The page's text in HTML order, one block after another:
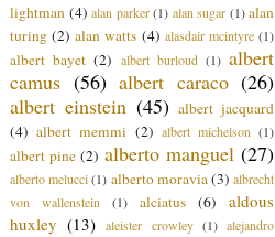
lightman (4) alan parker (1) alan sugar (1) alan
turing (2) alan watts (4) alasdair mcintyre (1)
albert bayet (2) albert burloud (1) albert
camus (56) albert caraco (26)
albert einstein (45) albert jacquard
(4) albert memmi (2) albert michelson (1)
albert pine (2) alberto manguel (27)
alberto melucci (1) alberto moravia (3) albrecht
von wallenstein
(1) alciatus (6)
aldous
huxley (13) aleister crowley (1) alejandro